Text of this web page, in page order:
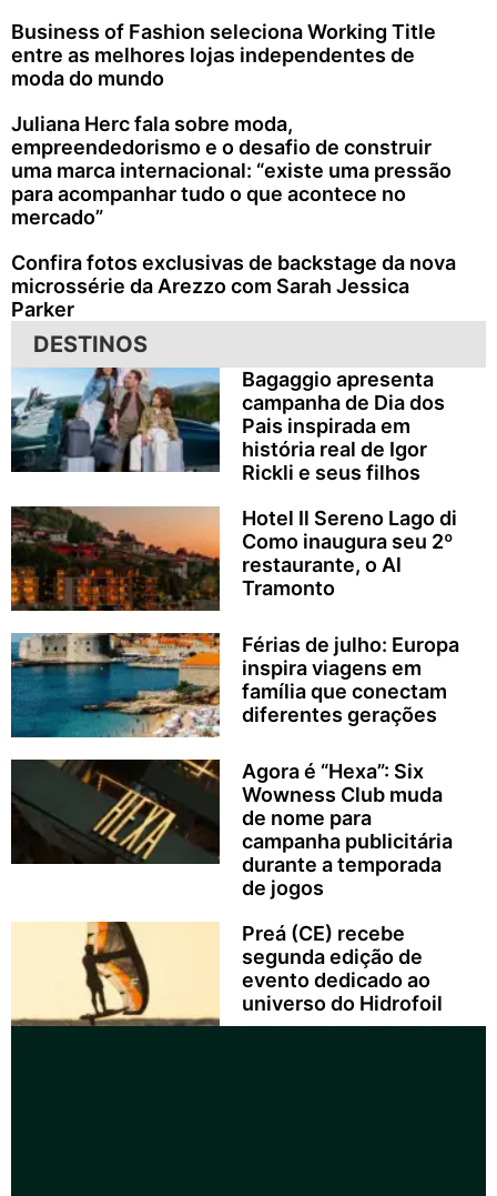
Business of Fashion seleciona Working Title
entre as melhores lojas independentes de
moda do mundo
Juliana Herc fala sobre moda,
empreendedorismo e o desafio de construir
uma marca internacional: “existe uma pressão
para acompanhar tudo o que acontece no
mercado”
Confira fotos exclusivas de backstage da nova
microssérie da Arezzo com Sarah Jessica
Parker
DESTINOS
Bagaggio apresenta
campanha de Dia dos
Pais inspirada em
história real de Igor
Rickli e seus filhos
Hotel Il Sereno Lago di
Como inaugura seu 2º
restaurante, o Al
Tramonto
Férias de julho: Europa
inspira viagens em
família que conectam
diferentes gerações
Agora é “Hexa”: Six
Wowness Club muda
de nome para
campanha publicitária
durante a temporada
de jogos
Preá (CE) recebe
segunda edição de
evento dedicado ao
universo do Hidrofoil